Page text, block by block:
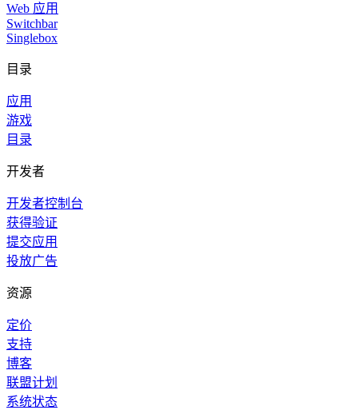
Web 应用
Switchbar
Singlebox
目录
应用
游戏
目录
开发者
开发者控制台
获得验证
提交应用
投放广告
资源
定价
支持
博客
联盟计划
系统状态